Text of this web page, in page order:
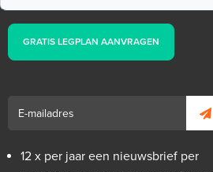
GRATIS LEGPLAN AANVRAGEN
12 x per jaar een nieuwsbrief per